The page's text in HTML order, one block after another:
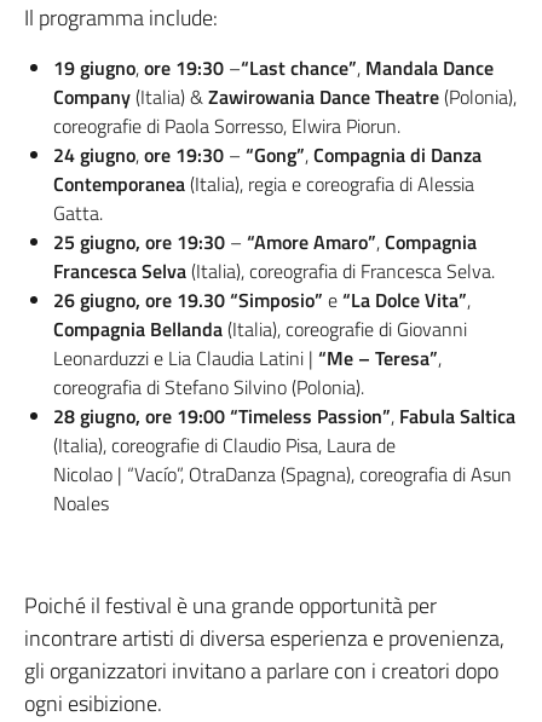
Il programma include:
19 giugno,ore 19:30 –“Last chance”, Mandala Dance
Company(Italia) &Zawirowania Dance Theatre(Polonia),
coreografie di Paola Sorresso, Elwira Piorun.
24 giugno,ore 19:30 – “Gong”,Compagnia di Danza
Contemporanea(Italia), regia e coreografia di Alessia
Gatta.
25 giugno, ore 19:30 – “Amore Amaro”,Compagnia
Francesca Selva(Italia), coreografia di Francesca Selva.
26 giugno, ore 19.30 “Simposio” e“La Dolce Vita”,
Compagnia Bellanda(Italia), coreografie di Giovanni
Leonarduzzi e Lia Claudia Latini | “Me – Teresa”,
coreografia di Stefano Silvino (Polonia).
28 giugno, ore 19:00 “Timeless Passion”, Fabula Saltica
(Italia), coreografie di Claudio Pisa, Laura de
Nicolao | “Vacío”, OtraDanza (Spagna), coreografia di Asun
Noales
Poiché il festival è una grande opportunità per
incontrare artisti di diversa esperienza e provenienza,
gli organizzatori invitano a parlare con i creatori dopo
ogni esibizione.